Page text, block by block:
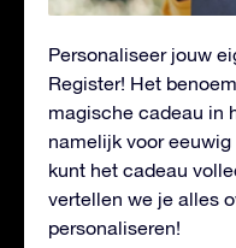
Personaliseer jouw
Register! Het
magische cadeau in
namelijk voor
kunt het cadeau
vertellen we je alles
personaliseren!